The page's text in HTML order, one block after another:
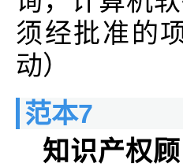
须经批准的
动）
范本7
知识产权